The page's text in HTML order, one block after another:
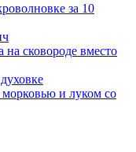
за 10
сковороде вместо
и луком со